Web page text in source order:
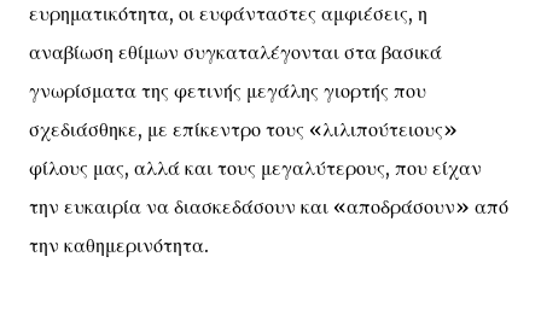
ευρηματικότητα, οι ευφάνταστες αμφιέσεις, η
αναβίωση εθίμων συγκαταλέγονται στα βασικά
γνωρίσματα της φετινής μεγάλης γιορτής που
σχεδιάσθηκε, με επίκεντρο τους «λιλιπούτειους»
φίλους μας, αλλά και τους μεγαλύτερους, που είχαν
την ευκαιρία να διασκεδάσουν και «αποδράσουν» από
την καθημερινότητα.